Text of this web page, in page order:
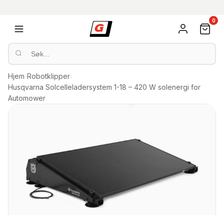
0
Hjem›Robotklipper›
Husqvarna Solcelleladersystem 1-18 – 420 W solenergi for
Automower